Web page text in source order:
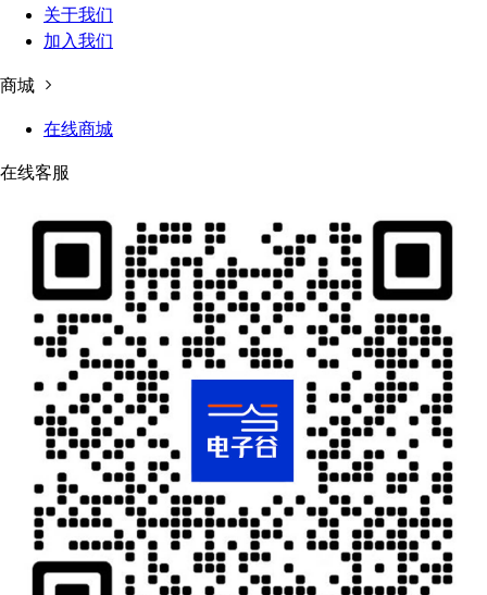
关于我们
加入我们
商城
在线商城
在线客服